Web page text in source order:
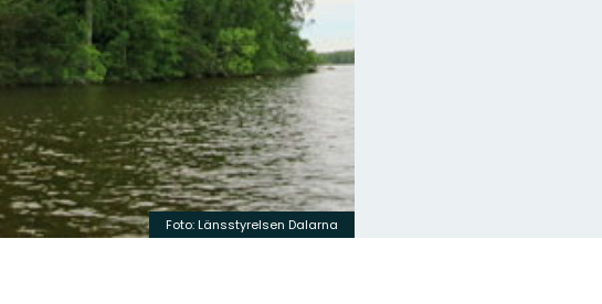
Foto: Länsstyrelsen Dalarna